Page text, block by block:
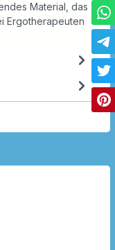
Material, das
Ergotherapeuten